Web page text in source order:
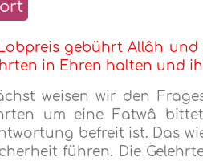
gebührt Allâh und
in Ehren halten und
weisen wir den
um eine Fatwâ
befreit ist. Das
führen. Die